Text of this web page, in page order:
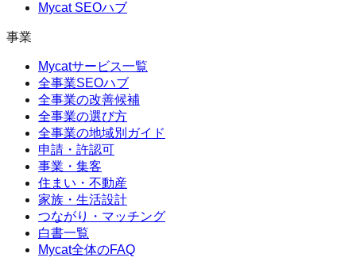
Mycat SEOハブ
事業
Mycatサービス一覧
全事業SEOハブ
全事業の改善候補
全事業の選び方
全事業の地域別ガイド
申請・許認可
事業・集客
住まい・不動産
家族・生活設計
つながり・マッチング
白書一覧
Mycat全体のFAQ